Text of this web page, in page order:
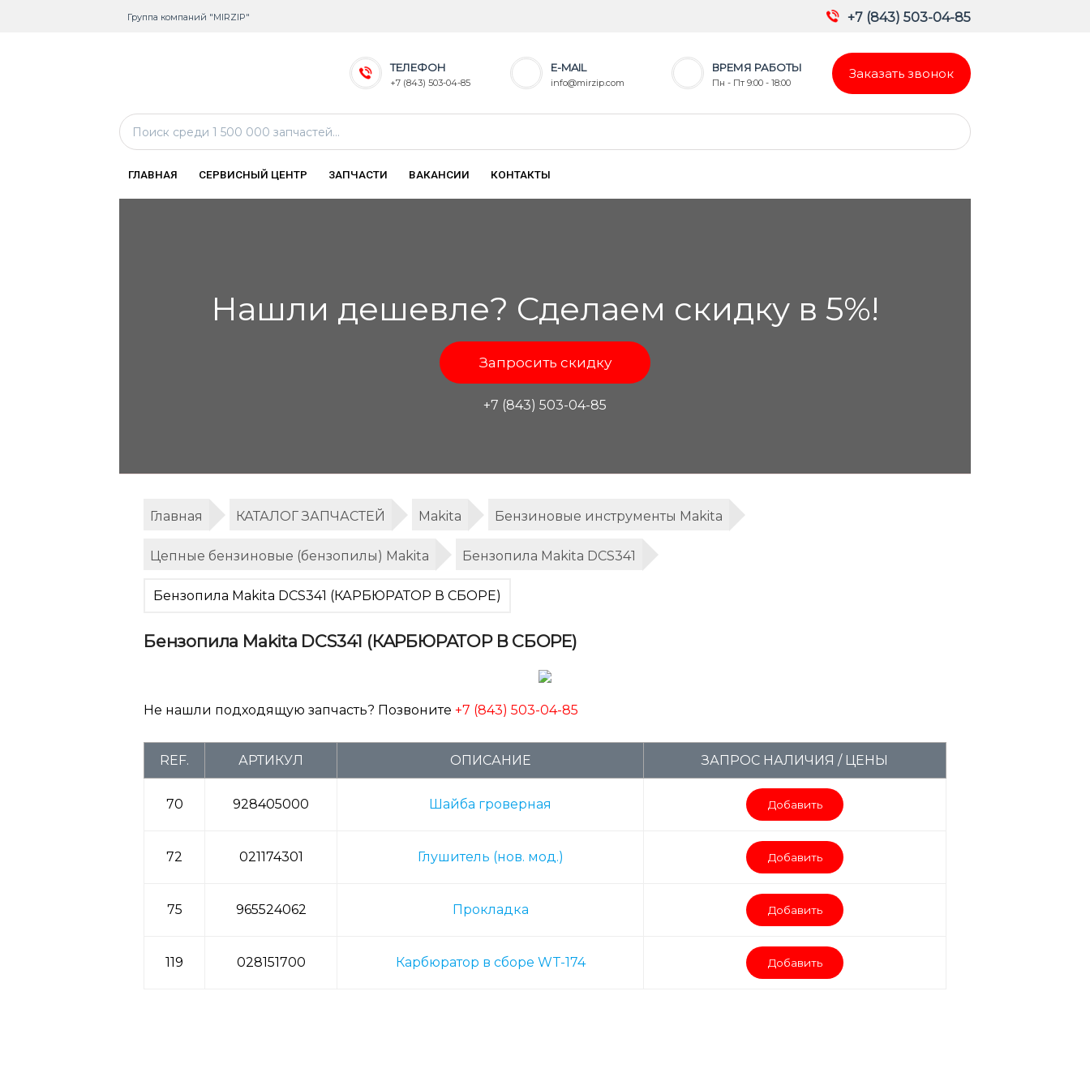
Группа компаний "MIRZIP" +7 (843) 503-04-85
ТЕЛЕФОН
+7 (843) 503-04-85
E-MAIL
info@mirzip.com
ВРЕМЯ РАБОТЫ
Пн - Пт 9:00 - 18:00
Заказать звонок
ГЛАВНАЯ СЕРВИСНЫЙ ЦЕНТР ЗАПЧАСТИ ВАКАНСИИ КОНТАКТЫ
Нашли дешевле? Сделаем скидку в 5%!
Запросить скидку
+7 (843) 503-04-85
Главная КАТАЛОГ ЗАПЧАСТЕЙ Makita Бензиновые инструменты Makita
Цепные бензиновые (бензопилы) Makita Бензопила Makita DCS341
Бензопила Makita DCS341 (КАРБЮРАТОР В СБОРЕ)
Бензопила Makita DCS341 (КАРБЮРАТОР В СБОРЕ)
Не нашли подходящую запчасть? Позвоните +7 (843) 503-04-85
REF. АРТИКУЛ ОПИСАНИЕ ЗАПРОС НАЛИЧИЯ / ЦЕНЫ
70 928405000 Шайба гроверная Добавить
72 021174301 Глушитель (нов. мод.) Добавить
75 965524062 Прокладка Добавить
119 028151700 Карбюратор в сборе WT-174 Добавить